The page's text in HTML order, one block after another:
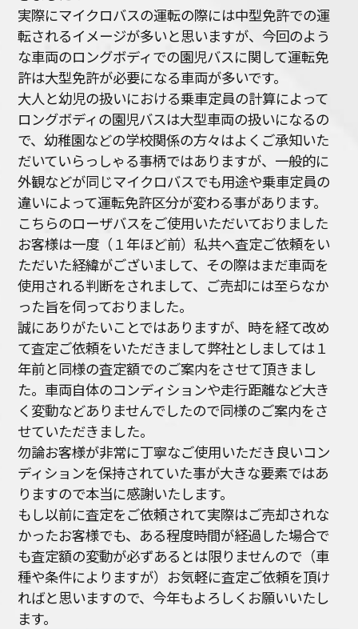
実際にマイクロバスの運転の際には中型免許での運
転されるイメージが多いと思いますが、今回のよう
な車両のロングボディでの園児バスに関して運転免
許は大型免許が必要になる車両が多いです。
大人と幼児の扱いにおける乗車定員の計算によって
ロングボディの園児バスは大型車両の扱いになるの
で、幼稚園などの学校関係の方々はよくご承知いた
だいていらっしゃる事柄ではありますが、一般的に
外観などが同じマイクロバスでも用途や乗車定員の
違いによって運転免許区分が変わる事があります。
こちらのローザバスをご使用いただいておりました
お客様は一度（１年ほど前）私共へ査定ご依頼をい
ただいた経緯がございまして、その際はまだ車両を
使用される判断をされまして、ご売却には至らなか
った旨を伺っておりました。
誠にありがたいことではありますが、時を経て改め
て査定ご依頼をいただきまして弊社としましては１
年前と同様の査定額でのご案内をさせて頂きまし
た。車両自体のコンディションや走行距離など大き
く変動などありませんでしたので同様のご案内をさ
せていただきました。
勿論お客様が非常に丁寧なご使用いただき良いコン
ディションを保持されていた事が大きな要素ではあ
りますので本当に感謝いたします。
もし以前に査定をご依頼されて実際はご売却されな
かったお客様でも、ある程度時間が経過した場合で
も査定額の変動が必ずあるとは限りませんので（車
種や条件によりますが）お気軽に査定ご依頼を頂け
ればと思いますので、今年もよろしくお願いいたし
ます。